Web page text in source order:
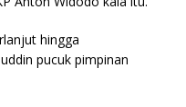
hingga
pucuk pimpinan